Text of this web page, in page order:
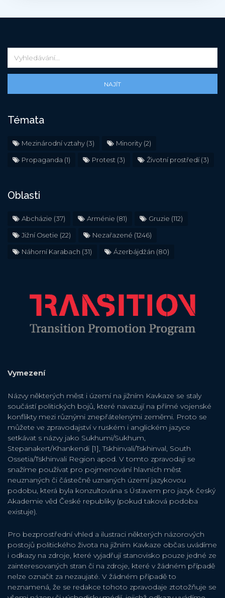
NAJÍT
Témata
Mezinárodní vztahy (3) Minority (2)
Propaganda (1) Protest (3) Životní prostředí(3)
Oblasti
Abcházie (37) Arménie (81) Gruzie (112)
Jižní Osetie (22) Nezařazené (1246)
Náhorní Karabach (31) Ázerbájdžán (80)
Vymezení
Názvy některých měst i území na jižním Kavkaze se staly
součástí politických bojů, které navazují na přímé vojenské
konflikty mezi různými znepřátelenými zeměmi. Proto se
můžete ve zpravodajství v ruském i anglickém jazyce
setkávat s názvy jako Sukhumi/Sukhum,
Stepanakert/Khankendi [1], Tskhinvali/Tskhinval, South
Ossetia/Tskhinvali Region apod. V tomto zpravodaji se
snažíme používat pro pojmenování hlavních měst
neuznaných či částečně uznaných území jazykovou
podobu, která byla konzultována s Ústavem pro jazyk český
Akademie věd České republiky (pokud taková podoba
existuje).
Pro bezprostřední vhled a ilustraci některých názorových
postojů politického života na jižním Kavkaze občas uvádíme
i odkazy na zdroje, které vyjadřují stanovisko pouze jedné ze
zainteresovaných stran či na zdroje, které v žádném případě
nelze označit za nezaujaté. V žádném případě to
neznamená, že se redakce tohoto zpravodaje ztotožňuje se